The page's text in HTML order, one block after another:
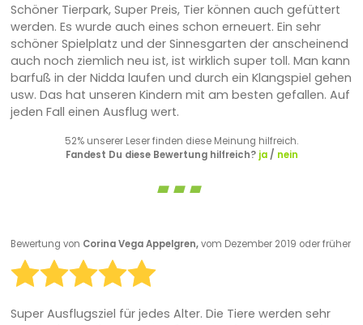
Schöner Tierpark, Super Preis, Tier können auch gefüttert
werden. Es wurde auch eines schon erneuert. Ein sehr
schöner Spielplatz und der Sinnesgarten der anscheinend
auch noch ziemlich neu ist, ist wirklich super toll. Man kann
barfuß in der Nidda laufen und durch ein Klangspiel gehen
usw. Das hat unseren Kindern mit am besten gefallen. Auf
jeden Fall einen Ausflug wert.
52% unserer Leser finden diese Meinung hilfreich.
Fandest Du diese Bewertung hilfreich? ja/ nein
Bewertung von Corina Vega Appelgren,vom Dezember 2019 oder früher
Super Ausflugsziel für jedes Alter. Die Tiere werden sehr